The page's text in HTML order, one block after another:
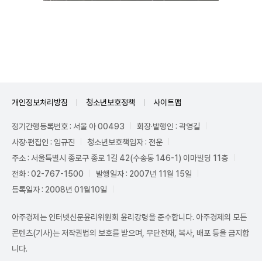
개인정보처리방침 청소년보호정책 사이트맵
정기간행등록번호 : 서울 아 00493
회장·발행인 : 곽영길
사장·편집인 : 임규진
청소년보호책임자 : 전운
주소 : 서울특별시 종로구 종로 1길 42(수송동 146-1) 이마빌딩 11층
전화 : 02-767-1500
발행일자 : 2007년 11월 15일
등록일자 : 2008년 01월10일
아주경제는 인터넷신문윤리위원회 윤리강령을 준수합니다. 아주경제의 모든
콘텐츠(기사)는 저작권법의 보호를 받으며, 무단전재, 복사, 배포 등을 금지합
니다.